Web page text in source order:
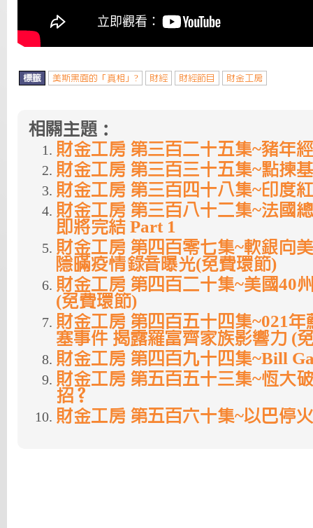
標籤 美斯黑面的「真相」? 財經 財經節目 財金工房
相關主題：
財金工房 第三百二十五集~豬年
財金工房 第三百三十五集~點揀
財金工房 第三百四十八集~印度
財金工房 第三百八十二集~法國
即將完結 Part 1
財金工房 第四百零七集~軟銀向
隱暪疫情錄音曝光(免費環節)
財金工房 第四百二十集~美國40
(免費環節)
財金工房 第四百五十四集~021年
塞事件 揭露羅富齊家族影響力 (
財金工房 第四百九十四集~Bill
財金工房 第五百五十三集~恆大
招？
財金工房 第五百六十集~以巴停